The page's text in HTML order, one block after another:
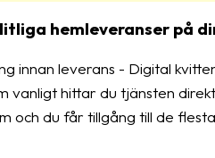
hemleveranser
innan leverans - Digital
vanligt hittar du tjänsten
och du får tillgång till de